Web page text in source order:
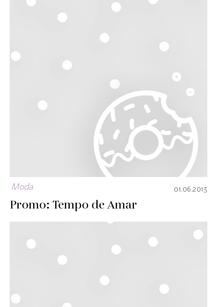
Moda 01.06.2013
Promo: Tempo de Amar